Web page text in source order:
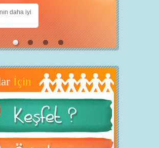
daha güzel bir dünya bırakabilmek
İçin